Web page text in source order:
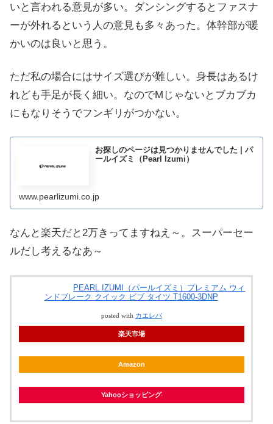
いと言われる意見が多い。ダンシングするとファスナ
ーが外れるという人の意見も多々あった。体幹部が暖
かいのは良いと思う。
ただ私の場合にはサイズ選びが難しい。身長はあるけ
れども手足が長く細い。なのでMじゃないとブカブカ
にもなりそうでフンギリがつかない。
お探しのページは見つかりませんでした | パ
ールイズミ（Pearl Izumi）
www.pearlizumi.co.jp
なんと楽天だと2万きってますねえ～。スーパーセー
ルだし考えるなあ～
PEARL IZUMI（パールイズミ）プレミアム ウィ
ンドブレーク クイック ビブ タイツ T1600-3DNP
posted with カエレバ
楽天市場
Amazon
Yahooショッピング